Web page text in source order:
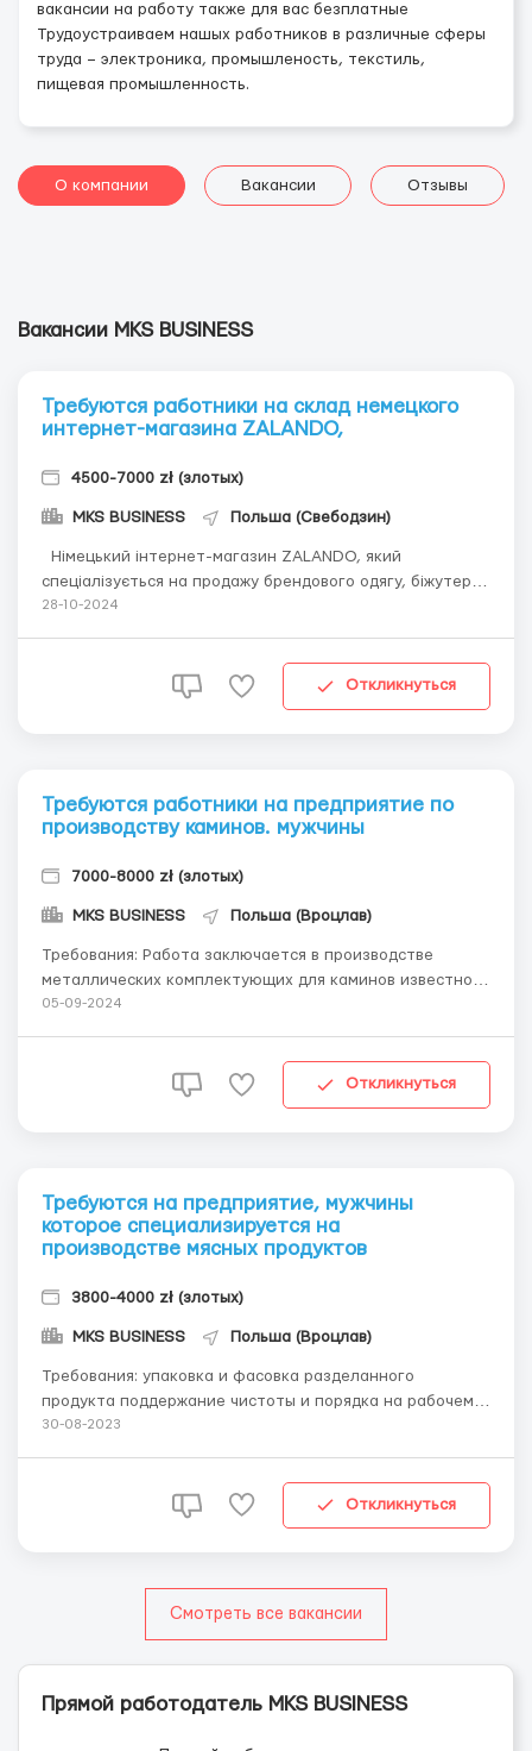
вакансии на работу также для вас безплатные
Трудоустраиваем нашых работников в различные сферы
труда – электроника, промышленость, текстиль,
пищевая промышленность.
О компании Вакансии Отзывы
Вакансии MKS BUSINESS
Требуются работники на склад немецкого
интернет-магазина ZALANDO,
4500-7000 zł (злотых)
MKS BUSINESS Польша (Свебодзин)
спеціалізується на продажу брендового одягу, біжутерії
та аксесуарів. Посади та обов'язки ❗️❗️❗️ Пакувальник
Упаковка повернутого тов...
28-10-2024
Откликнуться
Требуются работники на предприятие по
производству каминов. мужчины
7000-8000 zł (злотых)
MKS BUSINESS Польша (Вроцлав)
Требования: Работа заключается в производстве
металлических комплектующих для каминов известной
торговой марки Jotul. Работа на конвейере, несложная,
05-09-2024
Откликнуться
Требуются на предприятие, мужчины
которое специализируется на
производстве мясных продуктов
3800-4000 zł (злотых)
MKS BUSINESS Польша (Вроцлав)
Требования: упаковка и фасовка разделанного
продукта поддержание чистоты и порядка на рабочем
месте выполнение мелких поручений в текущем
работы: официальное оформлени...
30-08-2023
Откликнуться
Смотреть все вакансии
Прямой работодатель MKS BUSINESS